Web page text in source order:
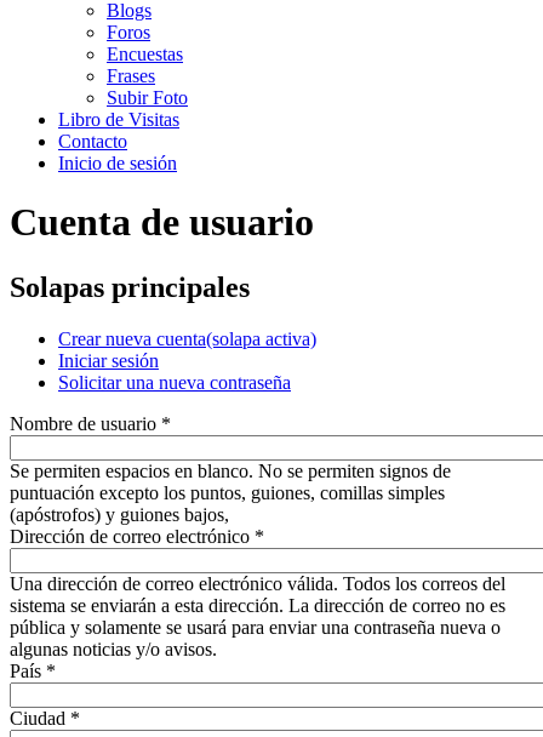
Blogs
Foros
Encuestas
Frases
Subir Foto
Libro de Visitas
Contacto
Inicio de sesión
Cuenta de usuario
Solapas principales
Crear nueva cuenta(solapa activa)
Iniciar sesión
Solicitar una nueva contraseña
Nombre de usuario *
Se permiten espacios en blanco. No se permiten signos de
puntuación excepto los puntos, guiones, comillas simples
(apóstrofos) y guiones bajos,
Dirección de correo electrónico *
Una dirección de correo electrónico válida. Todos los correos del
sistema se enviarán a esta dirección. La dirección de correo no es
pública y solamente se usará para enviar una contraseña nueva o
algunas noticias y/o avisos.
País *
Ciudad *